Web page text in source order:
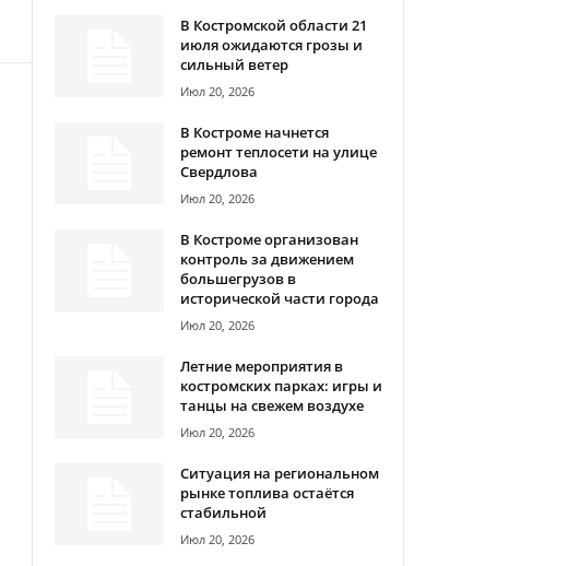
В Костромской области 21
июля ожидаются грозы и
сильный ветер
Июл 20, 2026
В Костроме начнется
ремонт теплосети на улице
Свердлова
Июл 20, 2026
В Костроме организован
контроль за движением
большегрузов в
исторической части города
Июл 20, 2026
Летние мероприятия в
костромских парках: игры и
танцы на свежем воздухе
Июл 20, 2026
Ситуация на региональном
рынке топлива остаётся
стабильной
Июл 20, 2026